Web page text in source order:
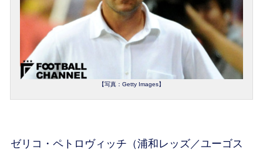
【写真：Getty Images】
ゼリコ・ペトロヴィッチ（浦和レッズ／ユーゴス